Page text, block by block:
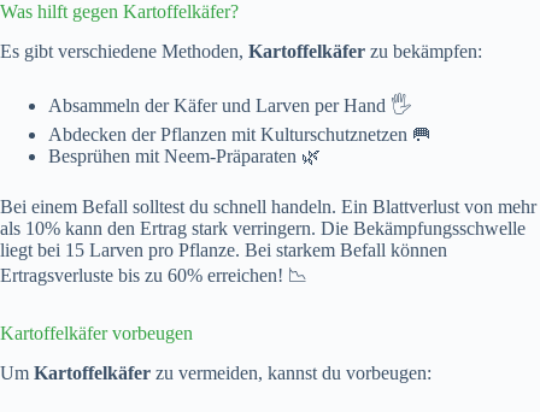
Was hilft gegen Kartoffelkäfer?
Es gibt verschiedene Methoden, Kartoffelkäfer zu bekämpfen:
Absammeln der Käfer und Larven per Hand 🖐️
Abdecken der Pflanzen mit Kulturschutznetzen 🥅
Besprühen mit Neem-Präparaten 🌿
Bei einem Befall solltest du schnell handeln. Ein Blattverlust von mehr
als 10% kann den Ertrag stark verringern. Die Bekämpfungsschwelle
liegt bei 15 Larven pro Pflanze. Bei starkem Befall können
Ertragsverluste bis zu 60% erreichen! 📉
Kartoffelkäfer vorbeugen
Um Kartoffelkäfer zu vermeiden, kannst du vorbeugen: